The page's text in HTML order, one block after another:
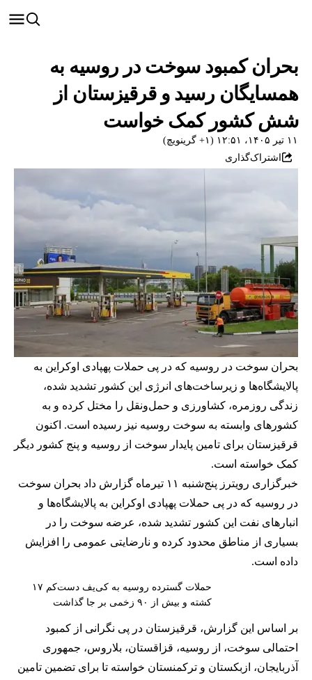
بحران کمبود سوخت در روسیه به
همسایگان رسید و قرقیزستان از
شش کشور کمک خواست
۱۱ تیر ۱۴۰۵، ۱۲:۵۱ (‎+۱ گرینویچ)
اشتراک‌گذاری
بحران سوخت در روسیه که در پی حملات پهپادی اوکراین به
پالایشگاه‌ها و زیرساخت‌های انرژی این کشور تشدید شده،
زندگی روزمره، کشاورزی و حمل‌ونقل را مختل کرده و به
کشورهای وابسته به سوخت روسیه نیز رسیده است. اکنون
قرقیزستان برای تامین پایدار سوخت از روسیه و پنج کشور دیگر
کمک خواسته است.
خبرگزاری رویترز پنج‌شنبه ۱۱ تیرماه گزارش داد بحران سوخت
در روسیه که در پی حملات پهپادی اوکراین به پالایشگاه‌ها و
انبارهای نفت این کشور تشدید شده، عرضه سوخت را در
بسیاری از مناطق محدود کرده و نارضایتی عمومی را افزایش
داده است.
حملات گسترده روسیه به کی‌یف دست‌کم ۱۷
کشته و بیش از ۹۰ زخمی بر جا گذاشت
بر اساس این گزارش، قرقیزستان در پی نگرانی از کمبود
احتمالی سوخت، از روسیه، قزاقستان، بلاروس، جمهوری
آذربایجان، ازبکستان و ترکمنستان خواسته تا برای تضمین تامین